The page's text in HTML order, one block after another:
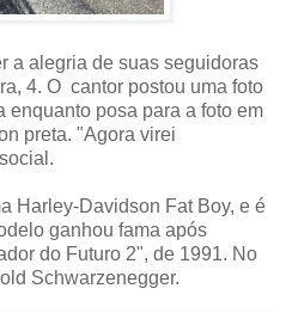
a alegria de suas seguidoras
4. O cantor postou uma foto
enquanto posa para a foto em
preta. "Agora virei
Harley-Davidson Fat Boy, e é
ganhou fama após
do Futuro 2", de 1991. No
Schwarzenegger.